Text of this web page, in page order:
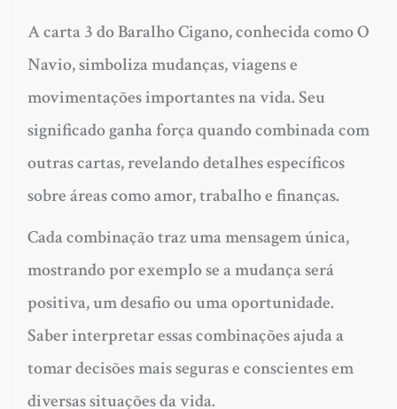
A carta 3 do Baralho Cigano, conhecida como O
Navio, simboliza mudanças, viagens e
movimentações importantes na vida. Seu
significado ganha força quando combinada com
outras cartas, revelando detalhes específicos
sobre áreas como amor, trabalho e finanças.
Cada combinação traz uma mensagem única,
mostrando por exemplo se a mudança será
positiva, um desafio ou uma oportunidade.
Saber interpretar essas combinações ajuda a
tomar decisões mais seguras e conscientes em
diversas situações da vida.